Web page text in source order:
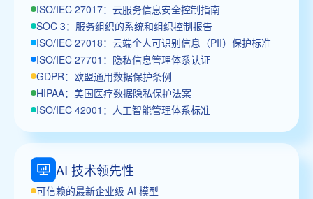
ISO/IEC 27017：云服务信息安全控制指南
SOC 3：服务组织的系统和组织控制报告
ISO/IEC 27018：云端个人可识别信息（PII）保护标准
ISO/IEC 27701：隐私信息管理体系认证
GDPR：欧盟通用数据保护条例
HIPAA：美国医疗数据隐私保护法案
ISO/IEC 42001：人工智能管理体系标准
AI 技术领先性
可信赖的最新企业级 AI 模型